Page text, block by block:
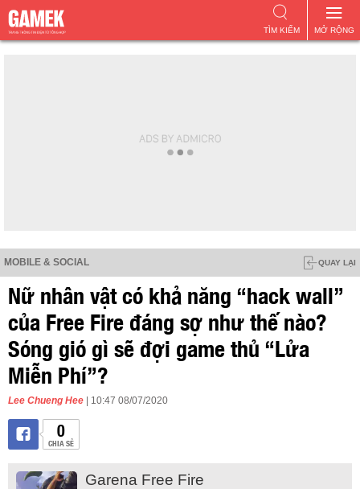
MỞ RỘNG
TÌM KIẾM
MOBILE & SOCIAL QUAY LẠI
Nữ nhân vật có khả năng “hack wall”
của Free Fire đáng sợ như thế nào?
Sóng gió gì sẽ đợi game thủ “Lửa
Miễn Phí”?
Lee Chueng Hee | 10:47 08/07/2020
0
CHIA SẺ
Garena Free Fire